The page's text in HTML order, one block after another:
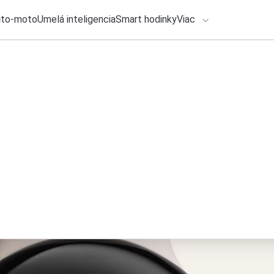
motoUmelá inteligenciaSmart hodinkyViac